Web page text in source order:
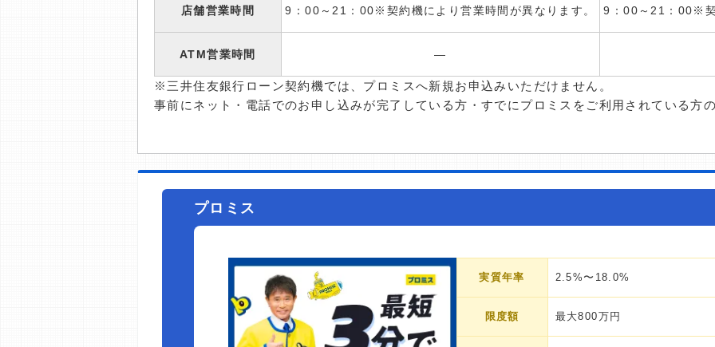
店舗営業時間 9：00～21：00※契約機により営業時間が異なります。 9：00～21：00※
ATM営業時間 ―
※三井住友銀行ローン契約機では、プロミスへ新規お申込みいただけません。
事前にネット・電話でのお申し込みが完了している方・すでにプロミスをご利用されている方
プロミス
実質年率 2.5%〜18.0%
限度額 最大800万円